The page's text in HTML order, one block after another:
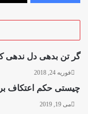
گر تن بدهی دل ندهی
فوریه 24, 2018
چیستی حکم اعتکاف
می 19, 2019